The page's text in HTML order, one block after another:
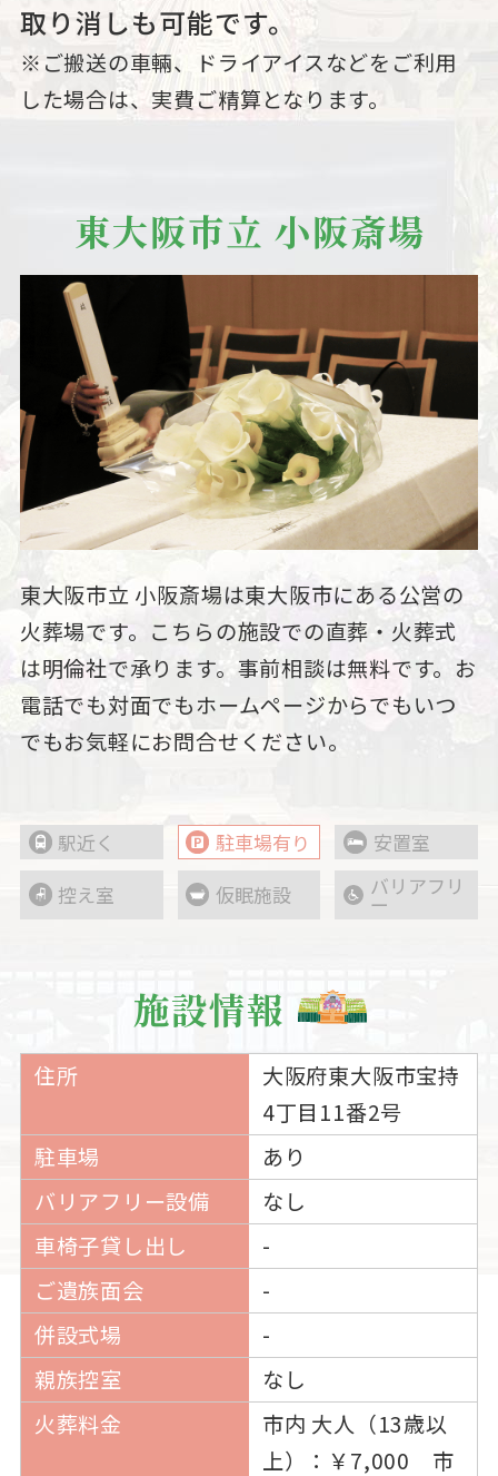
取り消しも可能です。
※ご搬送の車輛、ドライアイスなどをご利用
した場合は、実費ご精算となります。
東大阪市立 小阪斎場
東大阪市立 小阪斎場は東大阪市にある公営の
火葬場です。こちらの施設での直葬・火葬式
は明倫社で承ります。事前相談は無料です。お
電話でも対面でもホームページからでもいつ
でもお気軽にお問合せください。
駅近く 駐車場有り
安置室
控え室
仮眠施設 バリアフリ
ー
施設情報
住所
大阪府東大阪市宝持
4丁目11番2号
駐車場
あり
バリアフリー設備
なし
車椅子貸し出し
-
ご遺族面会
-
併設式場
-
親族控室
なし
火葬料金
市内 大人（13歳以
上）：￥7,000 市